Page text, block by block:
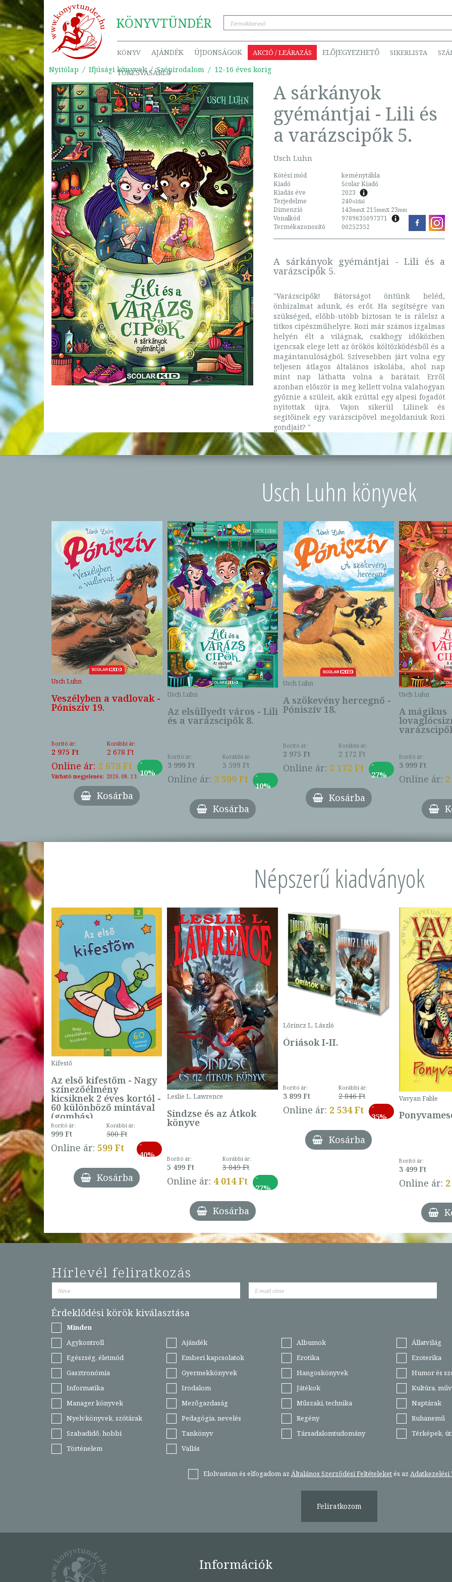
KÖNYVTÜNDÉR
KÖNYV AJÁNDÉK ÚJDONSÁGOK AKCIÓ / LEÁRAZÁS ELŐJEGYEZHETŐ SIKERLISTA
TÖRZSVÁSÁRLÓ
Nyitólap Ifjúsági könyvek Szépirodalom 12-16 éves korig
A sárkányok
gyémántjai - Lili és
a varázscipők 5.
Usch Luhn
Kötési mód
keménytábla
Kiadó
Scolar Kiadó
Kiadás éve
2023
Terjedelme
240oldal
Dimenzió 143mmx 215mmx 23mm
Vonalkód
9789635097371
Termékazonosító
00252352
A sárkányok gyémántjai - Lili és a
varázscipők 5.
"Varázscipők! Bátorságot öntünk beléd,
önbizalmat adunk, és erőt. Ha segítségre van
szükséged, előbb-utóbb biztosan te is rálelsz a
titkos cipészműhelyre. Rozi már számos izgalmas
helyén élt a világnak, csakhogy időközben
igencsak elege lett az örökös költözködésből és a
magántanulóságból. Szívesebben járt volna egy
teljesen átlagos általános iskolába, ahol nap
mint nap láthatta volna a barátait. Erről
azonban először is meg kellett volna valahogyan
győznie a szüleit, akik ezúttal egy alpesi fogadót
nyitottak újra. Vajon sikerül Lilinek és
segítőinek egy varázscipővel megoldaniuk Rozi
gondjait? "
Usch Luhn könyvek
Usch Luhn
Veszélyben a vadlovak -
Póniszív 19.
Borító ár:
2 975 Ft
Korábbi ár:
2 678 Ft
Online ár: 2 678 Ft
-
10%
Várható megjelenés: 2026. 08. 13.
Kosárba
Usch Luhn
Az elsüllyedt város - Lili
és a varázscipők 8.
Borító ár:
3 999 Ft
Korábbi ár:
3 599 Ft
Online ár: 3 599 Ft
-
10%
Kosárba
Usch Luhn
A szökevény hercegnő -
Póniszív 18.
Borító ár:
2 975 Ft
Korábbi ár:
2 172 Ft
Online ár: 2 172 Ft
-
27%
Kosárba
Usch Luhn
A mágikus
Borító ár:
3 999 Ft
Online ár:
Népszerű kiadványok
ár:
Ft
Ft
-
27%
Kifestő
Az első kifestőm - Nagy
színezőélmény
kicsiknek 2 éves kortól -
60 különböző mintával
(gombás)
Borító ár:
999 Ft
Korábbi ár:
500 Ft
Online ár: 599 Ft
-
40%
Kosárba
Leslie L. Lawrence
Sindzse és az Átkok
könyve
Borító ár:
5 499 Ft
Korábbi ár:
3 849 Ft
Online ár: 4 014 Ft
-
27%
Kosárba
Lőrincz L. László
Óriások I-II.
Borító ár:
3 899 Ft
Korábbi ár:
2 846 Ft
Online ár: 2 534 Ft
-
35%
Kosárba
Vavyan Fable
Borító ár:
3 499 Ft
Online ár:
Hírlevél feliratkozás
Érdeklődési körök kiválasztása
Minden
Agykontroll
Ajándék Albumok Állatvilág
Egészség, életmód
Emberi kapcsolatok Erotika Ezoterika
Gasztronómia
Gyermekkönyvek Hangoskönyvek Humor és
Informatika
Irodalom Játékok Kultúra,
Manager könyvek
Mezőgazdaság Műszaki, technika Naptárak
Nyelvkönyvek, szótárak
Pedagógia, nevelés Regény Ruhanemű
Szabadidő, hobbi
Tankönyv Társadalomtudomány Térképek,
Történelem
Vallás
Elolvastam és elfogadom az Általános Szerződési Feltételeketés az
Feliratkozom
Információk